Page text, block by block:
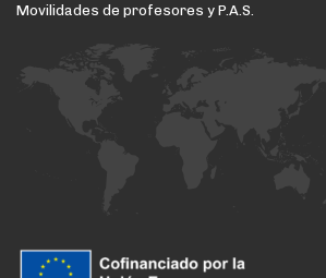
Movilidades de profesores y P.A.S.